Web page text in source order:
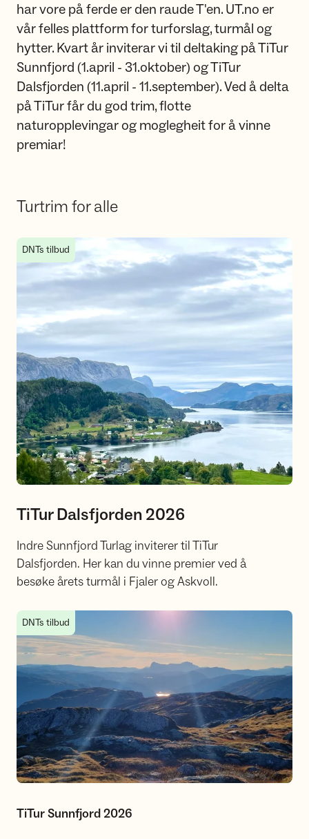
har vore på ferde er den raude T'en. UT.no er
vår felles plattform for turforslag, turmål og
hytter. Kvart år inviterar vi til deltaking på TiTur
Sunnfjord (1.april - 31.oktober) og TiTur
Dalsfjorden (11.april - 11.september). Ved å delta
på TiTur får du god trim, flotte
naturopplevingar og moglegheit for å vinne
premiar!
Turtrim for alle
TiTur Dalsfjorden 2026
DNTs tilbud
TiTur Dalsfjorden 2026
Indre Sunnfjord Turlag inviterer til TiTur
Dalsfjorden. Her kan du vinne premier ved å
besøke årets turmål i Fjaler og Askvoll.
TiTur Sunnfjord 2026
DNTs tilbud
TiTur Sunnfjord 2026